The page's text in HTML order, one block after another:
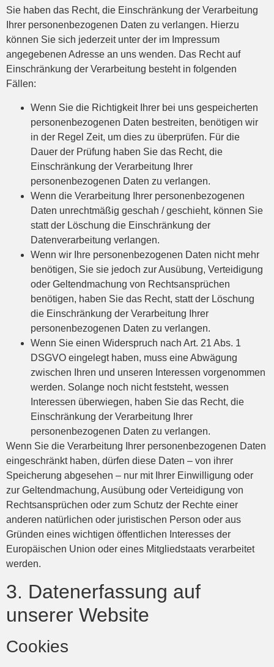
Sie haben das Recht, die Einschränkung der Verarbeitung
Ihrer personenbezogenen Daten zu verlangen. Hierzu
können Sie sich jederzeit unter der im Impressum
angegebenen Adresse an uns wenden. Das Recht auf
Einschränkung der Verarbeitung besteht in folgenden
Fällen:
Wenn Sie die Richtigkeit Ihrer bei uns gespeicherten
personenbezogenen Daten bestreiten, benötigen wir
in der Regel Zeit, um dies zu überprüfen. Für die
Dauer der Prüfung haben Sie das Recht, die
Einschränkung der Verarbeitung Ihrer
personenbezogenen Daten zu verlangen.
Wenn die Verarbeitung Ihrer personenbezogenen
Daten unrechtmäßig geschah / geschieht, können Sie
statt der Löschung die Einschränkung der
Datenverarbeitung verlangen.
Wenn wir Ihre personenbezogenen Daten nicht mehr
benötigen, Sie sie jedoch zur Ausübung, Verteidigung
oder Geltendmachung von Rechtsansprüchen
benötigen, haben Sie das Recht, statt der Löschung
die Einschränkung der Verarbeitung Ihrer
personenbezogenen Daten zu verlangen.
Wenn Sie einen Widerspruch nach Art. 21 Abs. 1
DSGVO eingelegt haben, muss eine Abwägung
zwischen Ihren und unseren Interessen vorgenommen
werden. Solange noch nicht feststeht, wessen
Interessen überwiegen, haben Sie das Recht, die
Einschränkung der Verarbeitung Ihrer
personenbezogenen Daten zu verlangen.
Wenn Sie die Verarbeitung Ihrer personenbezogenen Daten
eingeschränkt haben, dürfen diese Daten – von ihrer
Speicherung abgesehen – nur mit Ihrer Einwilligung oder
zur Geltendmachung, Ausübung oder Verteidigung von
Rechtsansprüchen oder zum Schutz der Rechte einer
anderen natürlichen oder juristischen Person oder aus
Gründen eines wichtigen öffentlichen Interesses der
Europäischen Union oder eines Mitgliedstaats verarbeitet
werden.
3. Datenerfassung auf
unserer Website
Cookies